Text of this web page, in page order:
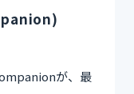
が、最